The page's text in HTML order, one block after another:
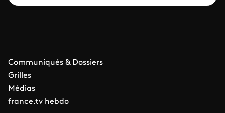
Communiqués & Dossiers
Grilles
Médias
france.tv hebdo